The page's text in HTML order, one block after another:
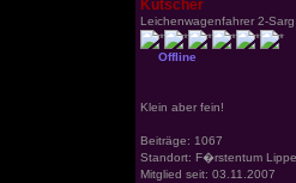
Kutscher
Leichenwagenfahrer 2-Sarg
Offline
Klein aber fein!
Beiträge: 1067
Standort: F�rstentum Lippe
Mitglied seit: 03.11.2007